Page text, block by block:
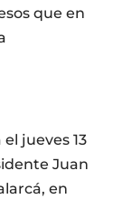
que en
jueves 13
Juan
en